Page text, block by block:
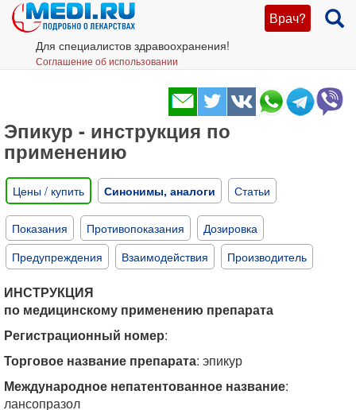
Врач?
Для специалистов здравоохранения!
Соглашение об использовании
Эпикур - инструкция по
применению
Цены / купить Синонимы, аналоги Статьи
Показания Противопоказания
Дозировка
Предупреждения
Взаимодействия Производитель
ИНСТРУКЦИЯ
по медицинскому применению препарата
Регистрационный номер:
Торговое название препарата: эпикур
Международное непатентованное название:
лансопразол